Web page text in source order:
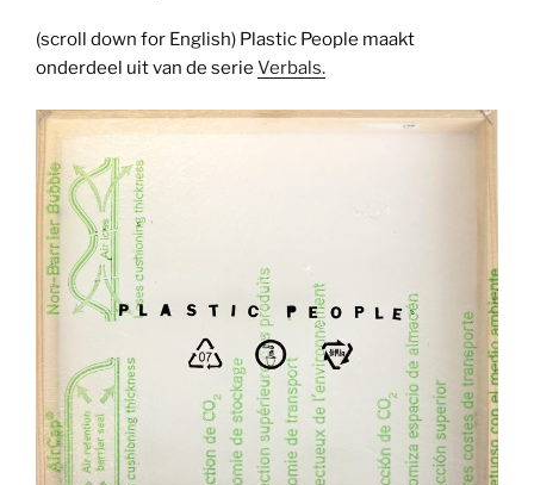
(scroll down for English) Plastic People maakt
onderdeel uit van de serie Verbals.